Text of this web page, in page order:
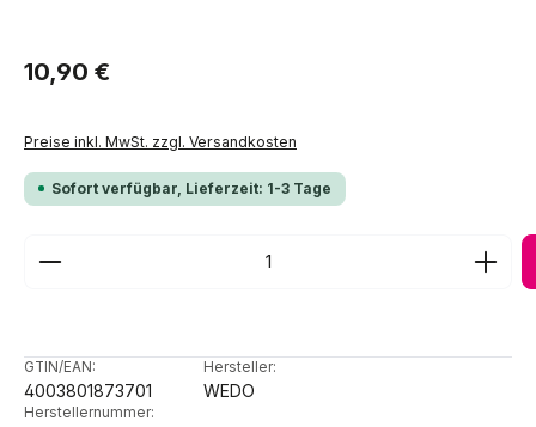
Regulärer Preis:
10,90 €
Preise inkl. MwSt. zzgl. Versandkosten
Sofort verfügbar, Lieferzeit: 1-3 Tage
Produkt Anzahl: Gib den gewünschten Wert ein
GTIN/EAN:
4003801873701
Hersteller:
WEDO
Herstellernummer: